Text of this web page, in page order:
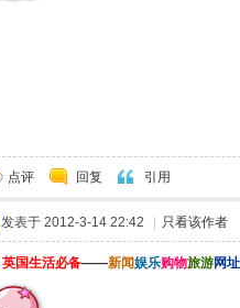
点评 回复 引用
发表于 2012-3-14 22:42 只看该作者
英国生活必备——新闻娱乐购物旅游网